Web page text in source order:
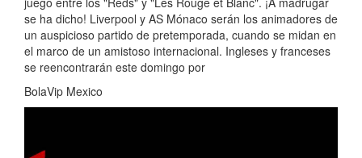
se ha dicho! Liverpool y AS Mónaco serán los animadores de
un auspicioso partido de pretemporada, cuando se midan en
el marco de un amistoso internacional. Ingleses y franceses
se reencontrarán este domingo por
BolaVip Mexico